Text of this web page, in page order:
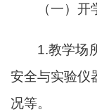
（一）
1.教学场
安全与实验仪
况等。